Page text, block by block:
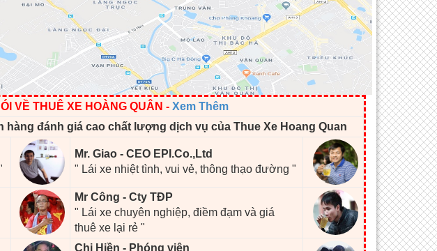
VỀ THUÊ XE HOÀNG QUÂN - Xem Thêm
hàng đánh giá cao chất lượng dịch vụ của Thue Xe Hoang Quan
Mr. Giao - CEO EPI.Co.,Ltd
" Lái xe nhiệt tình, vui vẻ, thông thạo đường "
Mr Công - Cty TĐP
" Lái xe chuyên nghiệp, điềm đạm và giá
thuê xe lại rẻ "
Chị Hiền - Phóng viên